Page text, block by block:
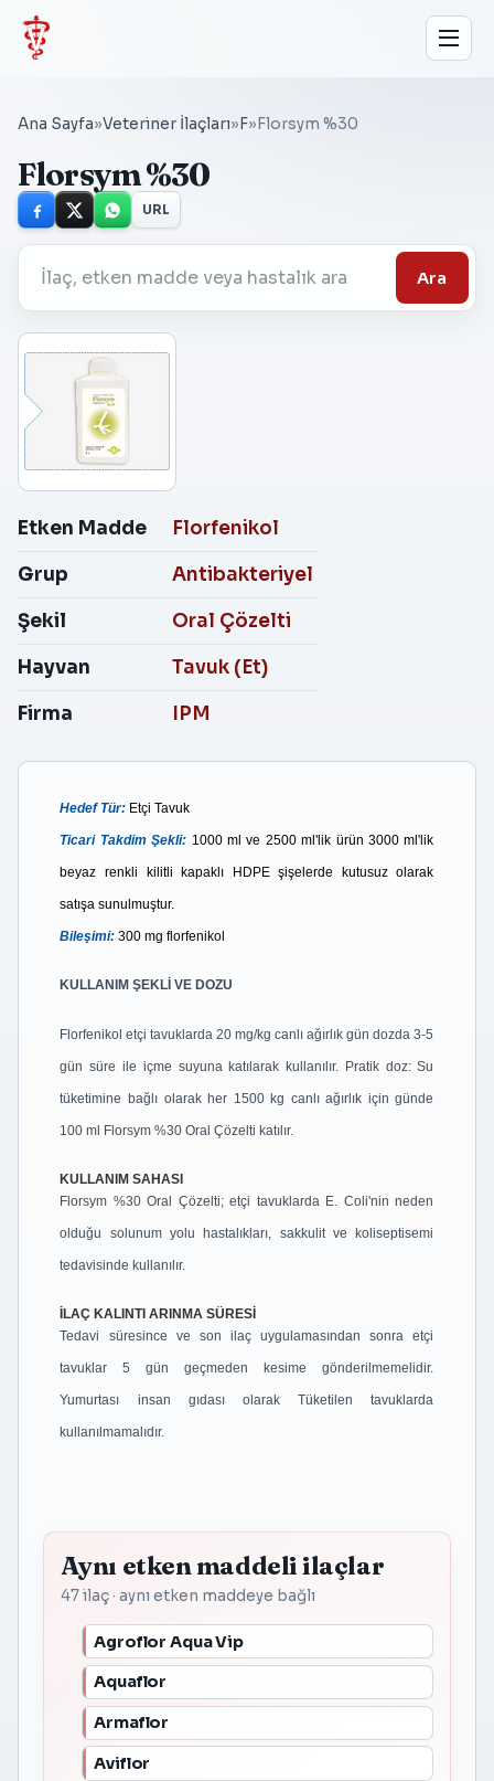
Ana Sayfa»Veteriner İlaçları» F» Florsym %30
Florsym %30
URL
Ara
Etken Madde
Florfenikol
Grup
Antibakteriyel
Şekil
Oral Çözelti
Hayvan
Tavuk (Et)
Firma
IPM
Hedef Tür: Etçi Tavuk
Ticari Takdim Şekli: 1000 ml ve 2500 ml'lik ürün 3000 ml'lik
beyaz renkli kilitli kapaklı HDPE şişelerde kutusuz olarak
satışa sunulmuştur.
Bileşimi:300 mg florfenikol
KULLANIM ŞEKLİ VE DOZU
Florfenikol etçi tavuklarda 20 mg/kg canlı ağırlık gün dozda 3-5
gün süre ile içme suyuna katılarak kullanılır. Pratik doz: Su
tüketimine bağlı olarak her 1500 kg canlı ağırlık için günde
100 ml Florsym %30 Oral Çözelti katılır.
KULLANIM SAHASI
Florsym %30 Oral Çözelti; etçi tavuklarda E. Coli'nin neden
olduğu solunum yolu hastalıkları, sakkulit ve koliseptisemi
tedavisinde kullanılır.
İLAÇ KALINTI ARINMA SÜRESİ
Tedavi süresince ve son ilaç uygulamasından sonra etçi
tavuklar 5 gün geçmeden kesime gönderilmemelidir.
Yumurtası insan gıdası olarak Tüketilen tavuklarda
kullanılmamalıdır.
Aynı etken maddeli ilaçlar
47 ilaç · aynı etken maddeye bağlı
Agroflor Aqua Vip
Aquaflor
Armaflor
Aviflor